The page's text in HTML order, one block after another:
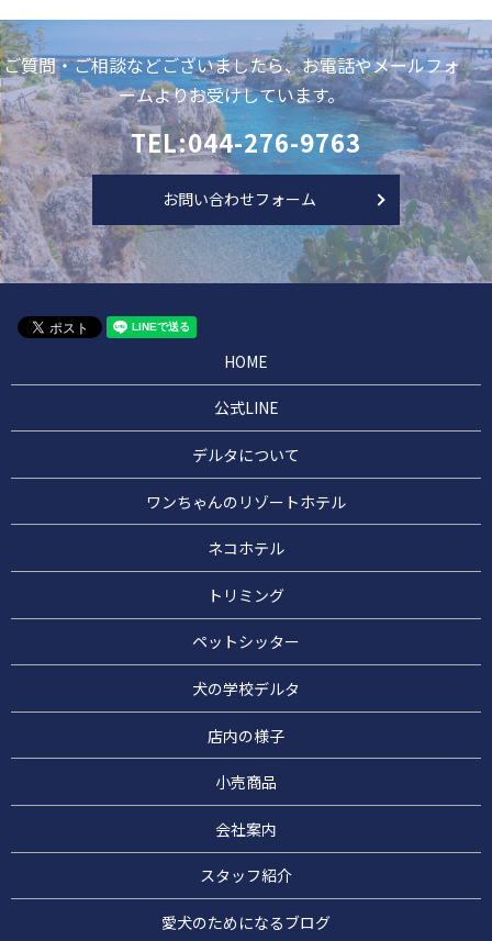
ご質問・ご相談などございましたら、お電話やメールフォ
ームよりお受けしています。
TEL:044-276-9763
お問い合わせフォーム
HOME
公式LINE
デルタについて
ワンちゃんのリゾートホテル
ネコホテル
トリミング
ペットシッター
犬の学校デルタ
店内の様子
小売商品
会社案内
スタッフ紹介
愛犬のためになるブログ